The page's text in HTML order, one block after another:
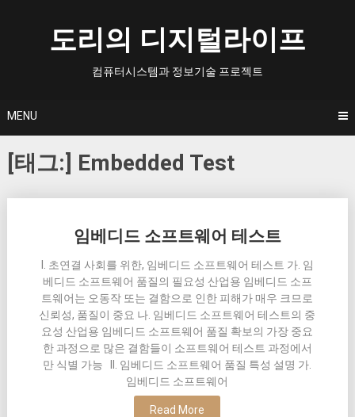
도리의 디지털라이프
컴퓨터시스템과 정보기술 프로젝트
MENU
[태그:] Embedded Test
임베디드 소프트웨어 테스트
I. 초연결 사회를 위한, 임베디드 소프트웨어 테스트 가. 임
베디드 소프트웨어 품질의 필요성 산업용 임베디드 소프
트웨어는 오동작 또는 결함으로 인한 피해가 매우 크므로
신뢰성, 품질이 중요 나. 임베디드 소프트웨어 테스트의 중
요성 산업용 임베디드 소프트웨어 품질 확보의 가장 중요
한 과정으로 많은 결함들이 소프트웨어 테스트 과정에서
만 식별 가능 II. 임베디드 소프트웨어 품질 특성 설명 가.
임베디드 소프트웨어
Read More
navigation